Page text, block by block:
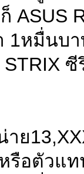
1หมื่นบ
าย
รือตัวแ